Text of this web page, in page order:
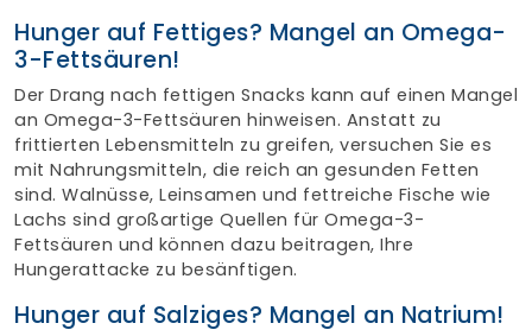
Hunger auf Fettiges? Mangel an Omega-
3-Fettsäuren!
Der Drang nach fettigen Snacks kann auf einen Mangel
an Omega-3-Fettsäuren hinweisen. Anstatt zu
frittierten Lebensmitteln zu greifen, versuchen Sie es
mit Nahrungsmitteln, die reich an gesunden Fetten
sind. Walnüsse, Leinsamen und fettreiche Fische wie
Lachs sind großartige Quellen für Omega-3-
Fettsäuren und können dazu beitragen, Ihre
Hungerattacke zu besänftigen.
Hunger auf Salziges? Mangel an Natrium!